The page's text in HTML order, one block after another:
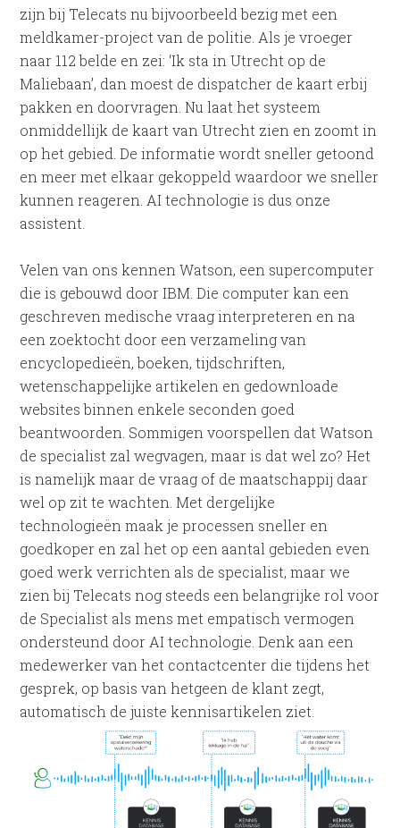
zijn bij Telecats nu bijvoorbeeld bezig met een
meldkamer-project van de politie. Als je vroeger
naar 112 belde en zei: ‘Ik sta in Utrecht op de
Maliebaan’, dan moest de dispatcher de kaart erbij
pakken en doorvragen. Nu laat het systeem
onmiddellijk de kaart van Utrecht zien en zoomt in
op het gebied. De informatie wordt sneller getoond
en meer met elkaar gekoppeld waardoor we sneller
kunnen reageren. AI technologie is dus onze
assistent.
Velen van ons kennen Watson, een supercomputer
die is gebouwd door IBM. Die computer kan een
geschreven medische vraag interpreteren en na
een zoektocht door een verzameling van
encyclopedieën, boeken, tijdschriften,
wetenschappelijke artikelen en gedownloade
websites binnen enkele seconden goed
beantwoorden. Sommigen voorspellen dat Watson
de specialist zal wegvagen, maar is dat wel zo? Het
is namelijk maar de vraag of de maatschappij daar
wel op zit te wachten. Met dergelijke
technologieën maak je processen sneller en
goedkoper en zal het op een aantal gebieden even
goed werk verrichten als de specialist, maar we
zien bij Telecats nog steeds een belangrijke rol voor
de Specialist als mens met empatisch vermogen
ondersteund door AI technologie. Denk aan een
medewerker van het contactcenter die tijdens het
gesprek, op basis van hetgeen de klant zegt,
automatisch de juiste kennisartikelen ziet.